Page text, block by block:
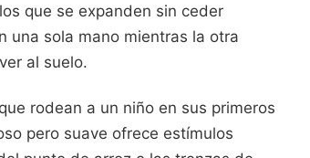
que se expanden sin ceder
una sola mano mientras la otra
al suelo.
rodean a un niño en sus primeros
pero suave ofrece estímulos